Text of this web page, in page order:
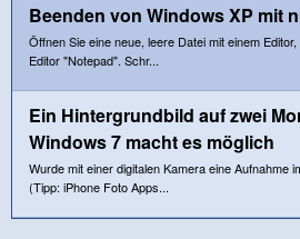
Beenden von Windows XP mit
Öffnen Sie eine neue, leere Datei mit einem
Editor "Notepad". Schr...
Ein Hintergrundbild auf zwei
Windows 7 macht es möglich
Wurde mit einer digitalen Kamera eine Aufnahme
(Tipp: iPhone Foto Apps...